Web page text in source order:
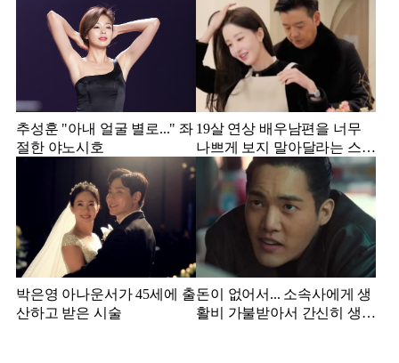
추성훈 "아내 얼굴 별로..." 좌
절한 야노시호
19살 연상 배우남편을 너무
나쁘게 보지 말아달라는 스타
강사 아내
박은영 아나운서가 45세에 출
산하고 받은 시술
돈이 없어서... 소속사에게 생
활비 가불받아서 간신히 생활